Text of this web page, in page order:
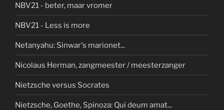
NBV21 - beter, maar vromer
NBV21 - Less is more
Netanyahu: Sinwar's marionet...
Nicolaus Herman, zangmeester / meesterzanger
Nietzsche versus Socrates
Nietzsche, Goethe, Spinoza: Qui deum amat...